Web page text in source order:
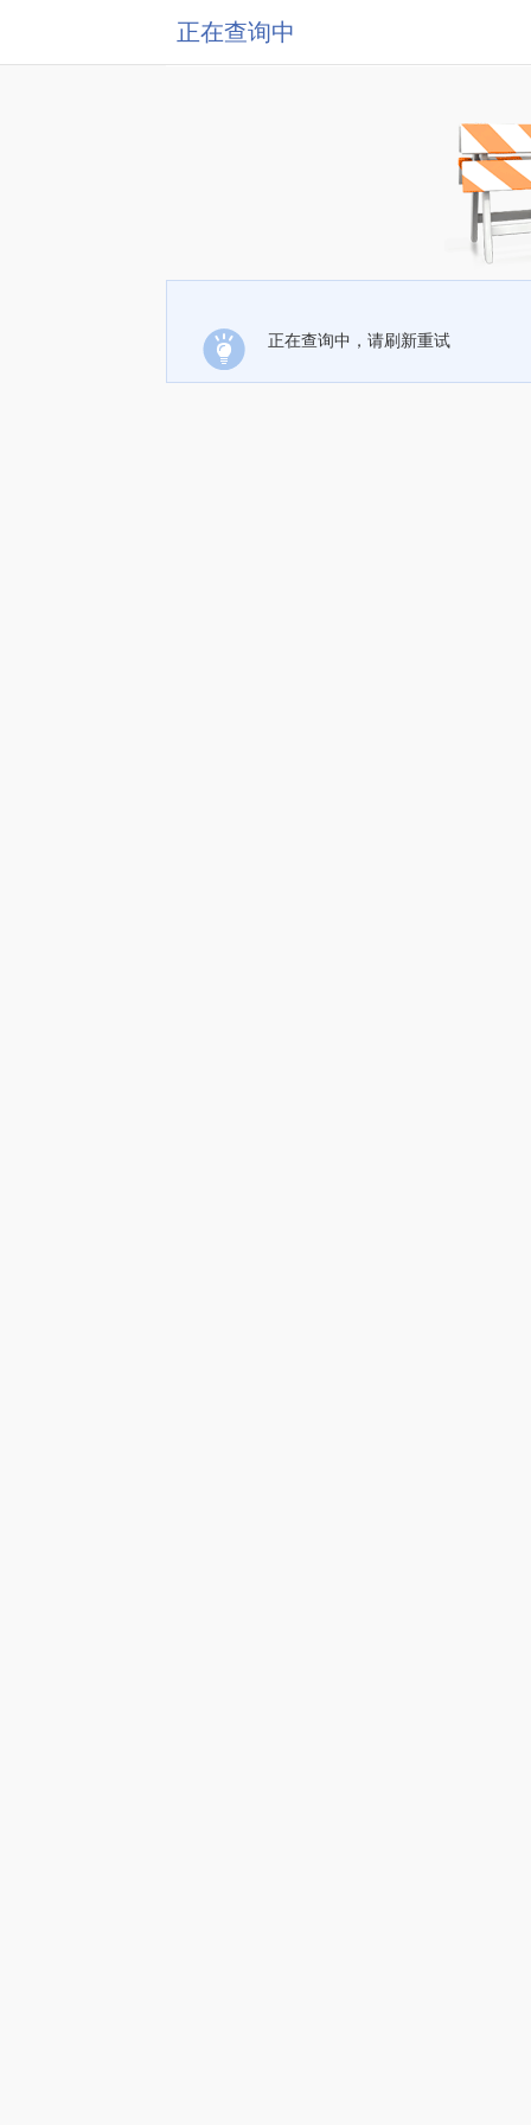
正在查询中
正在查询中，请刷新重试